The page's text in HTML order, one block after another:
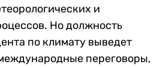
и
Но должность
по климату выведет
переговоры,